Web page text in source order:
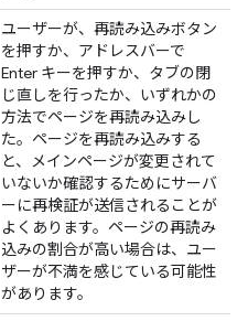
ユーザーが、再読み込みボタン
を押すか、アドレスバーで
Enter キーを押すか、タブの閉
じ直しを行ったか、いずれかの
方法でページを再読み込みし
た。ページを再読み込みする
と、メインページが変更されて
いないか確認するためにサーバ
ーに再検証が送信されることが
よくあります。ページの再読み
込みの割合が高い場合は、ユー
ザーが不満を感じている可能性
があります。